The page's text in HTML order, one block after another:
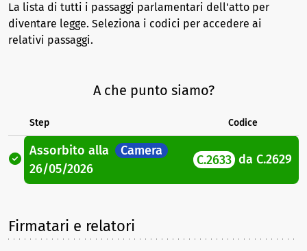
La lista di tutti i passaggi parlamentari dell'atto per
diventare legge. Seleziona i codici per accedere ai
relativi passaggi.
A che punto siamo?
Step Codice
Assorbito alla
Camera
26/05/2026
C.2633 daC.2629
Firmatari e relatori